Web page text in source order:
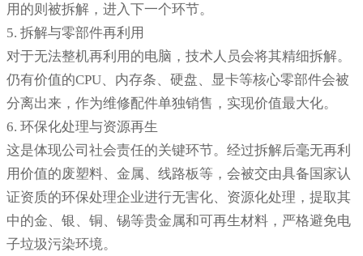
用的则被拆解，进入下一个环节。
5. 拆解与零部件再利用
对于无法整机再利用的电脑，技术人员会将其精细拆解。
仍有价值的CPU、内存条、硬盘、显卡等核心零部件会被
分离出来，作为维修配件单独销售，实现价值最大化。
6. 环保化处理与资源再生
这是体现公司社会责任的关键环节。经过拆解后毫无再利
用价值的废塑料、金属、线路板等，会被交由具备国家认
证资质的环保处理企业进行无害化、资源化处理，提取其
中的金、银、铜、锡等贵金属和可再生材料，严格避免电
子垃圾污染环境。